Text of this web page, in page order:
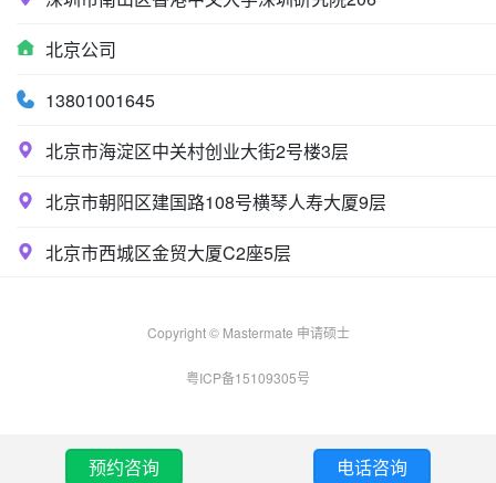
北京公司
13801001645
北京市海淀区中关村创业大街2号楼3层
北京市朝阳区建国路108号横琴人寿大厦9层
北京市西城区金贸大厦C2座5层
Copyright © Mastermate 申请硕士
粤ICP备15109305号
预约咨询 电话咨询